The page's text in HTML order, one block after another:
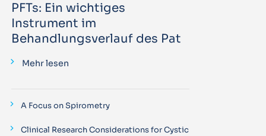
PFTs: Ein wichtiges
Instrument im
Behandlungsverlauf des Pat
Mehr lesen
A Focus on Spirometry
Clinical Research Considerations for Cystic